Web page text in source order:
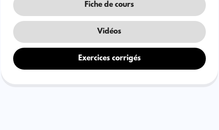
Fiche de cours
Vidéos
Exercices corrigés